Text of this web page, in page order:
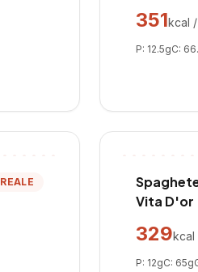
351kcal
P: 12.5gC:
Vita D'or
329kcal
P: 12gC: 65g